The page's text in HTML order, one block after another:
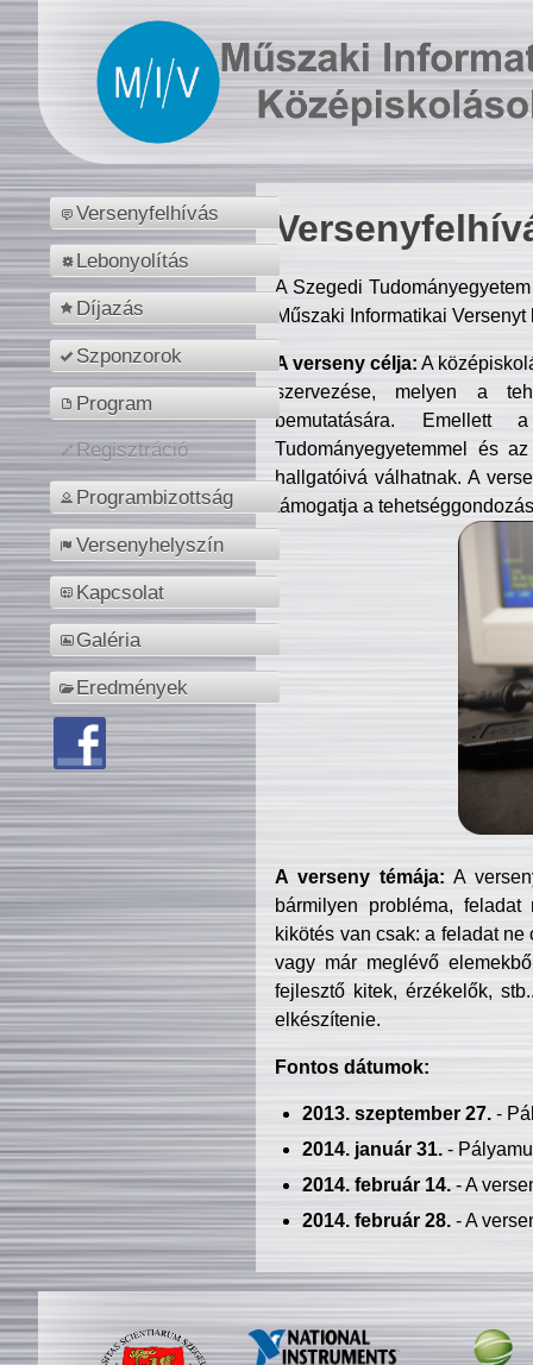
Versenyfelhívás
Lebonyolítás
Díjazás
Szponzorok
Program
Regisztráció
Programbizottság
Versenyhelyszín
Kapcsolat
Galéria
Eredmények
A Szegedi
Műszaki Informatikai
A verseny célja: A
szervezése, melyen a
bemutatására. Emellett
Tudományegyetemmel és
hallgatóivá válhatnak. A
támogatja a
A verseny témája: A
bármilyen probléma, feladat
kikötés van csak: a feladat
vagy már meglévő
fejlesztő kitek, érzékelők,
elkészítenie.
Fontos dátumok:
2013. szeptember 27.-
2014. január 31.-
2014. február 14.- A
2014. február 28.- A